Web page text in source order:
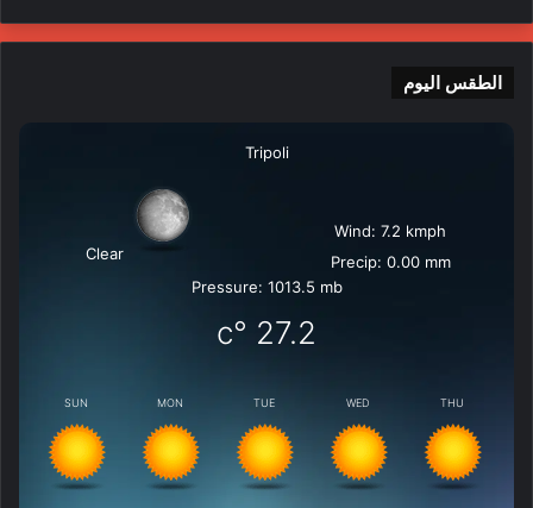
الطقس اليوم
Tripoli
Clear
Wind: 7.2 kmph
Precip: 0.00 mm
Pressure: 1013.5 mb
27.2
°c
SUN MON TUE WED THU